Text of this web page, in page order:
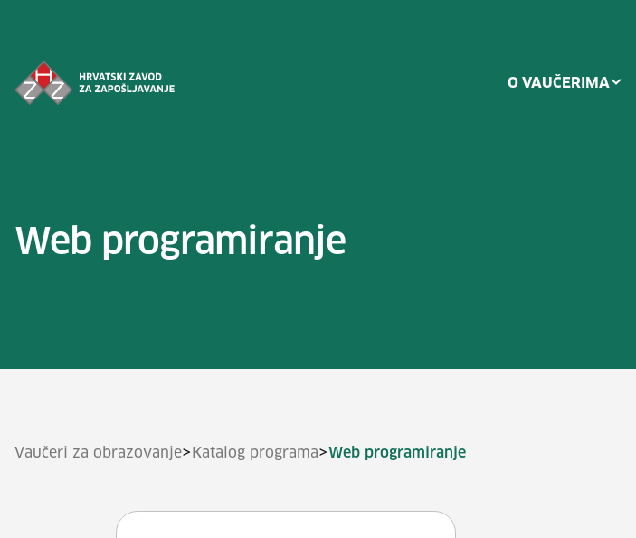
O VAUČERIMA
Web programiranje
Vaučeri za obrazovanje> Katalog programa>Web programiranje